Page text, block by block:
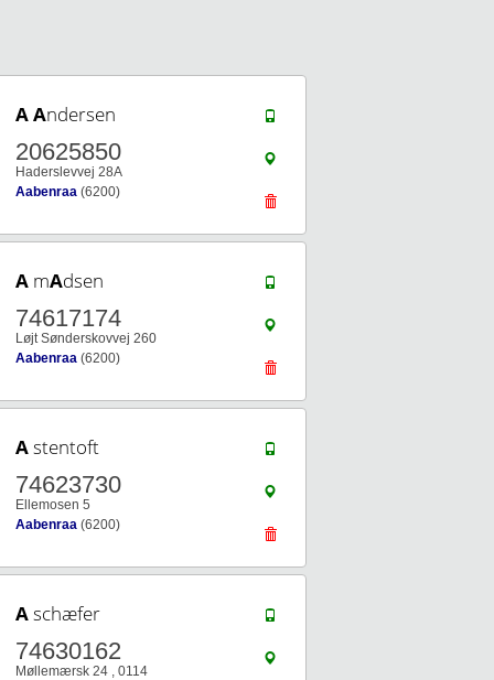
AAndersen
20625850
Haderslevvej 28A
Aabenraa (6200)
A mAdsen
74617174
Løjt Sønderskovvej 260
Aabenraa (6200)
Astentoft
74623730
Ellemosen 5
Aabenraa (6200)
Aschæfer
74630162
Møllemærsk 24 , 0114